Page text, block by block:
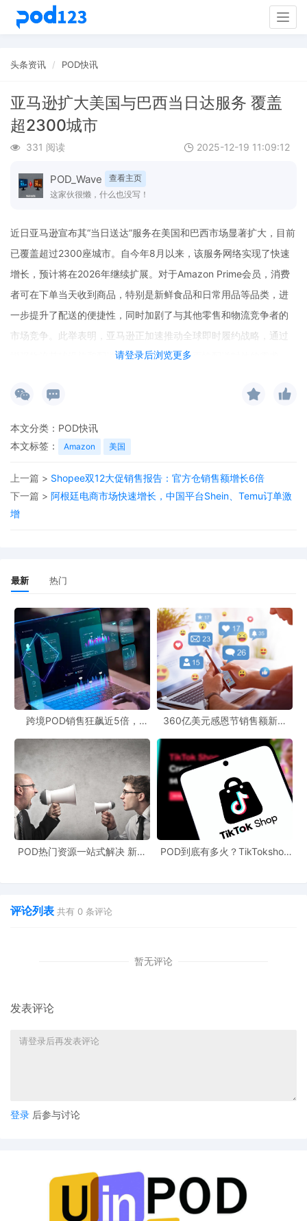
头条资讯 POD快讯
亚马逊扩大美国与巴西当日达服务 覆盖
超2300城市
331 阅读 2025-12-19 11:09:12
POD_Wave
查看主页
这家伙很懒，什么也没写！
请登录后浏览更多
近日亚马逊宣布其“当日送达”服务在美国和巴西市场显著扩大，目前
已覆盖超过2300座城市。自今年8月以来，该服务网络实现了快速
增长，预计将在2026年继续扩展。对于Amazon Prime会员，消费
者可在下单当天收到商品，特别是新鲜食品和日常用品等品类，进
一步提升了配送的便捷性，同时加剧了与其他零售和物流竞争者的
市场竞争。此举表明，亚马逊正加速推动全球即时履约战略，通过
增强物流基础设施和配送能力，满足用户对更快配送时效的需求。
本文分类： POD快讯
本文标签：
Amazon 美国
上一篇 > Shopee双12大促销售报告：官方仓销售额增长6倍
下一篇 > 阿根廷电商市场快速增长，中国平台Shein、Temu订单激
增
最新 热门
跨境POD销售狂飙近5倍，
360亿美元感恩节销售额新纪
新风潮！
POD热门资源一站式解决 新手
POD到底有多火？TikTokshop
评论列表 共有 0 条评论
暂无评论
发表评论
登录 后参与讨论